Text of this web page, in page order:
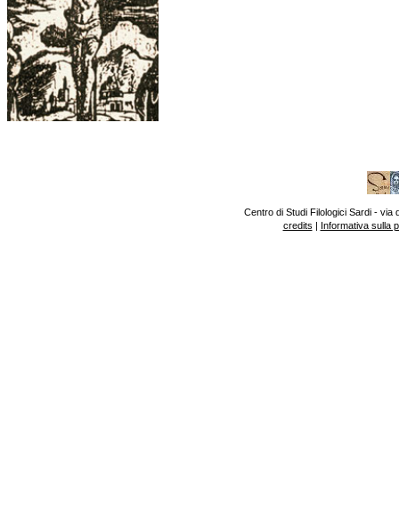
Centro di Studi Filologici Sardi - via
credits | Informativa sulla